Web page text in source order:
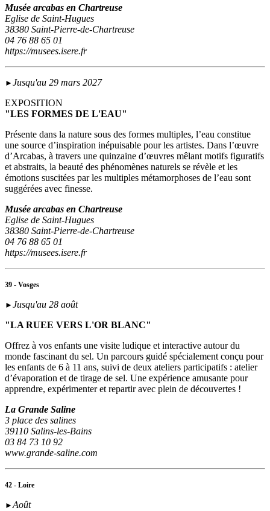
Musée arcabas en Chartreuse
Eglise de Saint-Hugues
38380 Saint-Pierre-de-Chartreuse
04 76 88 65 01
https://musees.isere.fr
► Jusqu'au 29 mars 2027
EXPOSITION
"LES FORMES DE L'EAU"
Présente dans la nature sous des formes multiples, l’eau constitue
une source d’inspiration inépuisable pour les artistes. Dans l’œuvre
d’Arcabas, à travers une quinzaine d’œuvres mêlant motifs figuratifs
et abstraits, la beauté des phénomènes naturels se révèle et les
émotions suscitées par les multiples métamorphoses de l’eau sont
suggérées avec finesse.
Musée arcabas en Chartreuse
Eglise de Saint-Hugues
38380 Saint-Pierre-de-Chartreuse
04 76 88 65 01
https://musees.isere.fr
39 - Vosges
► Jusqu'au 28 août
"LA RUEE VERS L'OR BLANC"
Offrez à vos enfants une visite ludique et interactive autour du
monde fascinant du sel. Un parcours guidé spécialement conçu pour
les enfants de 6 à 11 ans, suivi de deux ateliers participatifs : atelier
d’évaporation et de tirage de sel. Une expérience amusante pour
apprendre, expérimenter et repartir avec plein de découvertes !
La Grande Saline
3 place des salines
39110 Salins-les-Bains
03 84 73 10 92
www.grande-saline.com
42 - Loire
►Août